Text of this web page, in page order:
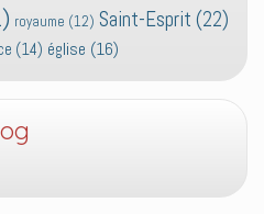
royaume (12) Saint-Esprit (22)
(14) église (16)